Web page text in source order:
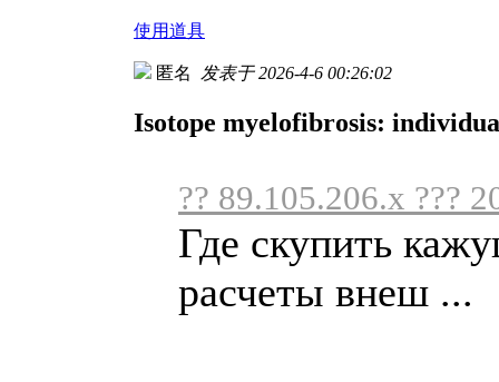
使用道具
匿名 发表于 2026-4-6 00:26:02
Isotope myelofibrosis:
?? 89.105.206.x ???
Где скупить
расчеты внеш ...